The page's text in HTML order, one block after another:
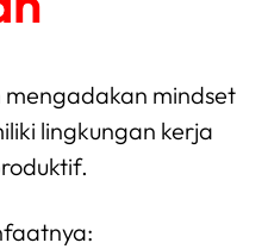
mindset
lingkungan kerja